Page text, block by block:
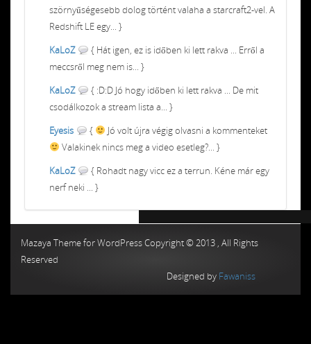
szörnyűségesebb dolog történt valaha a starcraft2-vel. A
Redshift LE egy... }
KaLoZ
{ Hát igen, ez is időben ki lett rakva ... Erről a
meccsről meg nem is... }
KaLoZ
{ :D:D Jó hogy időben ki lett rakva ... De mit
csodálkozok a stream lista a... }
Eyesis
{
Jó volt újra végig olvasni a kommenteket
Valakinek nincs meg a video esetleg?... }
KaLoZ
{ Rohadt nagy vicc ez a terrun. Kéne már egy
nerf neki ... }
Mazaya Theme for WordPress Copyright © 2013 , All Rights
Reserved
Designed by Fawaniss